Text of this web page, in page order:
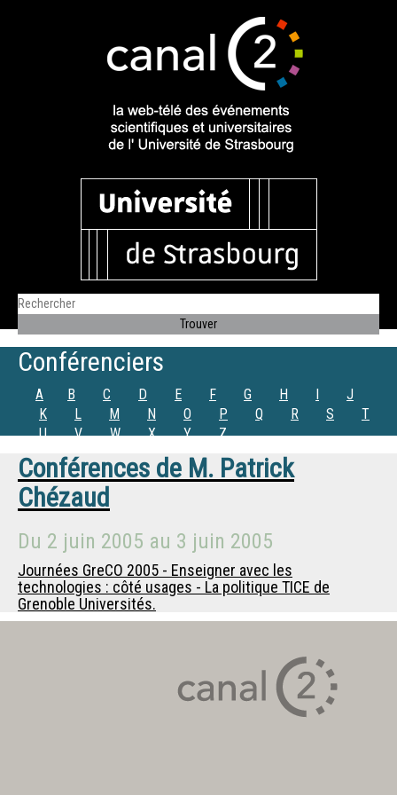
Conférenciers
A B C D E F G H I
J
K
L M N O P Q R S
T
U
V W X Y Z
Conférences de M. Patrick
Chézaud
Du 2 juin 2005 au 3 juin 2005
Journées GreCO 2005 - Enseigner avec les
technologies : côté usages - La politique TICE de
Grenoble Universités.